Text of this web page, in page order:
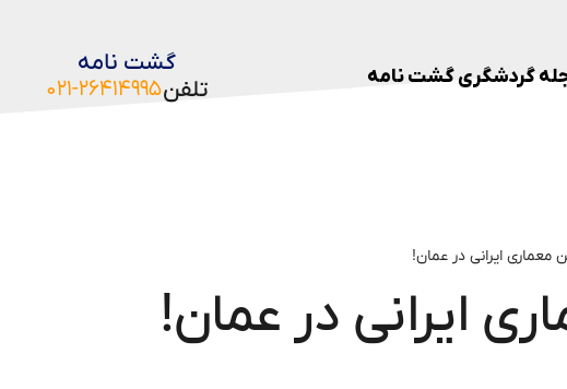
گردشگری گشت نامه
گشت نامه
تلفن۰۲۱-۲۶۴۱۴۹۹۵
ایرانی در عمان!
ایرانی در عمان!